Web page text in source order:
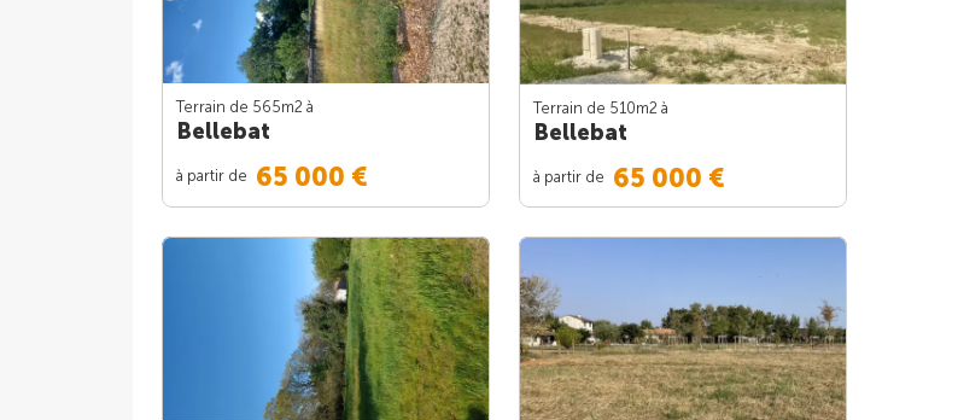
Terrain de 565m2 à
Bellebat
à partir de 65 000 €
Terrain de 510m2 à
Bellebat
à partir de 65 000 €